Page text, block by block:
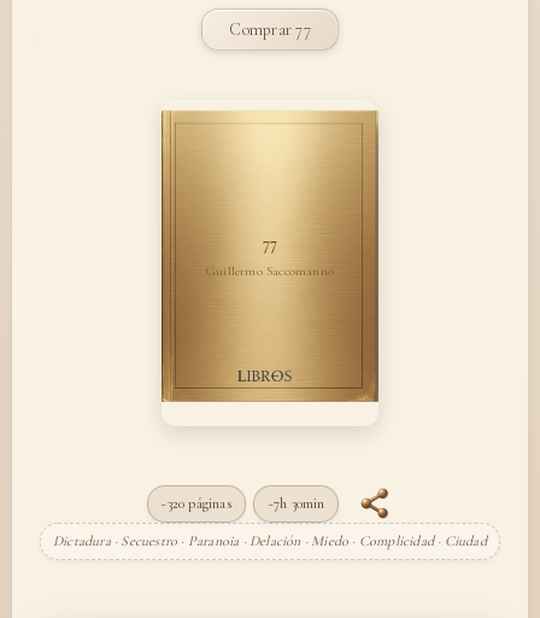
Comprar 77
77
Guillermo Saccomanno
~320 páginas ~7h 30min
Dictadura · Secuestro · Paranoia · Delación · Miedo · Complicidad · Ciudad